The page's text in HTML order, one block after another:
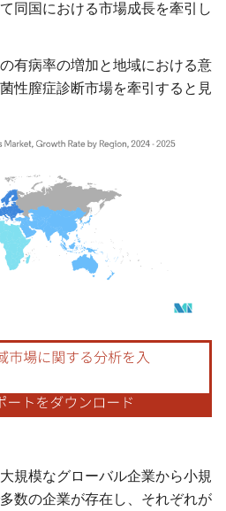
同国における市場成長を牽引し
有病率の増加と地域における意
性膣症診断市場を牽引すると見
にはCC BY 4.0の表示が必要です。
規模なグローバル企業から小規
数の企業が存在し、それぞれが